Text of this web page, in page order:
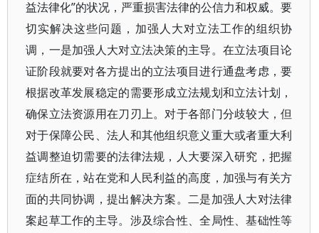
益法律化”的状况，严重损害法律的公信力和权威。要
切实解决这些问题，加强人大对立法工作的组织协
调，一是加强人大对立法决策的主导。在立法项目论
证阶段就要对各方提出的立法项目进行通盘考虑，要
根据改革发展稳定的需要形成立法规划和立法计划，
确保立法资源用在刀刃上。对于各部门分歧较大，但
对于保障公民、法人和其他组织意义重大或者重大利
益调整迫切需要的法律法规，人大要深入研究，把握
症结所在，站在党和人民利益的高度，加强与有关方
面的共同协调，提出解决方案。二是加强人大对法律
案起草工作的主导。涉及综合性、全局性、基础性等